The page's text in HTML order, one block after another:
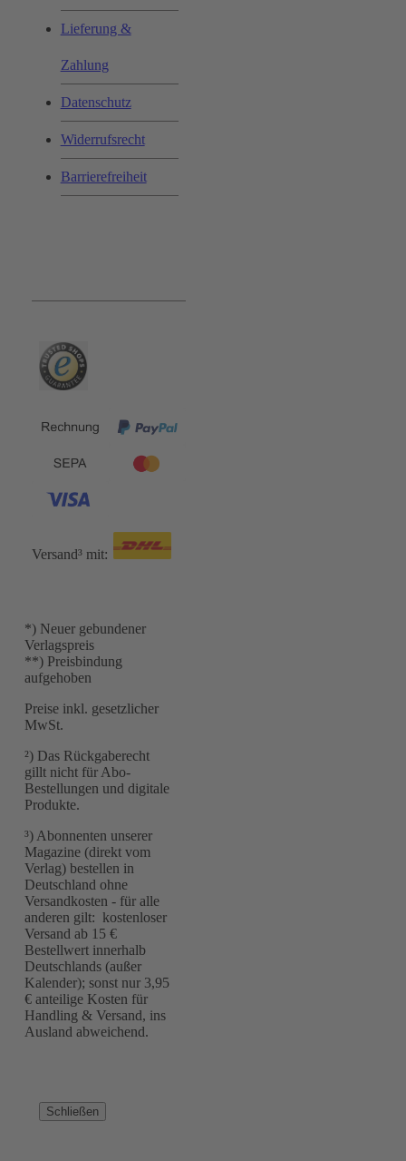
Lieferung &
Zahlung
Datenschutz
Widerrufsrecht
Barrierefreiheit
Versand³ mit:
*) Neuer gebundener
Verlagspreis
**) Preisbindung
aufgehoben
Preise inkl. gesetzlicher
MwSt.
²) Das Rückgaberecht
gillt nicht für Abo-
Bestellungen und digitale
Produkte.
³) Abonnenten unserer
Magazine (direkt vom
Verlag) bestellen in
Deutschland ohne
Versandkosten - für alle
anderen gilt: kostenloser
Versand ab 15 €
Bestellwert innerhalb
Deutschlands (außer
Kalender); sonst nur 3,95
€ anteilige Kosten für
Handling & Versand, ins
Ausland abweichend.
Schließen